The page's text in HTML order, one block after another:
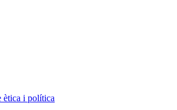
ètica i política